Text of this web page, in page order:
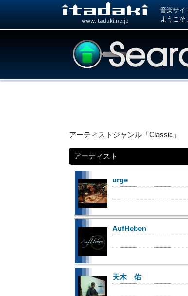
www.itadaki.ne.jp
音楽サイ
ようこそ
アーティストジャンル「Classic」
アーティスト
urge
AufHeben
天木 佑